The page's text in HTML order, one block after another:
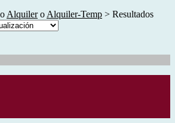
o Alquilero Alquiler-Temp > Resultados